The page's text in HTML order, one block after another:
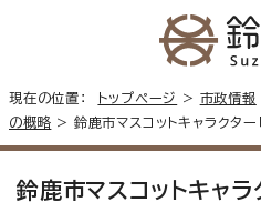
現在の位置： トップページ > 市政情報
の概略 > 鈴鹿市マスコットキャラクター
鈴鹿市マスコットキャラ